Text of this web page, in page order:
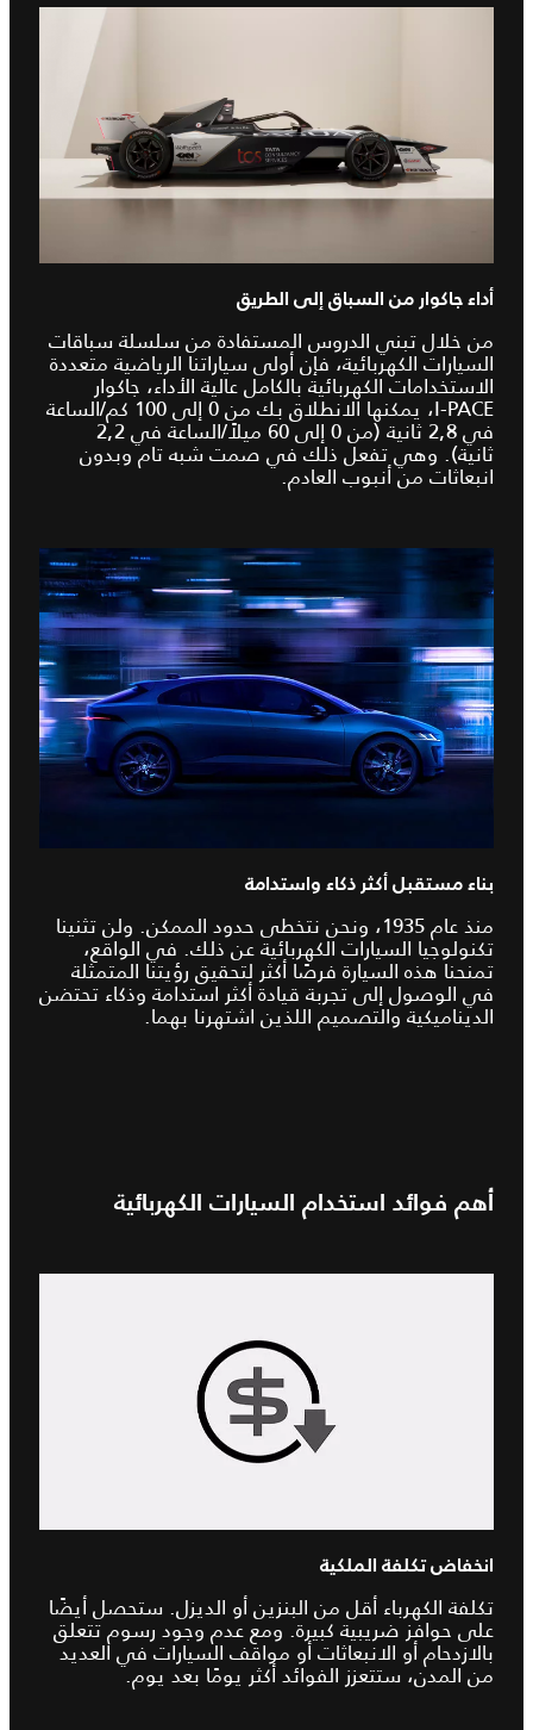
أداء جاكوار من السباق إلى الطريق
من خلال تبني الدروس المستفادة من سلسلة سباقات
السيارات الكهربائية، فإن أولى سياراتنا الرياضية متعددة
الاستخدامات الكهربائية بالكامل عالية الأداء، جاكوار
I‑PACE، يمكنها الانطلاق بك من 0 إلى 100 كم/الساعة
في 2,8 ثانية (من 0 إلى 60 ميلاً/الساعة في 2,2
ثانية). وهي تفعل ذلك في صمت شبه تام وبدون
انبعاثات من أنبوب العادم.
بناء مستقبل أكثر ذكاء واستدامة
منذ عام 1935، ونحن نتخطى حدود الممكن. ولن تثنينا
تكنولوجيا السيارات الكهربائية عن ذلك. في الواقع،
تمنحنا هذه السيارة فرصًا أكثر لتحقيق رؤيتنا المتمثلة
في الوصول إلى تجربة قيادة أكثر استدامة وذكاء تحتضن
الديناميكية والتصميم اللذين اشتهرنا بهما.
أهم فوائد استخدام السيارات الكهربائية
انخفاض تكلفة الملكية
تكلفة الكهرباء أقل من البنزين أو الديزل. ستحصل أيضًا
على حوافز ضريبية كبيرة. ومع عدم وجود رسوم تتعلق
بالازدحام أو الانبعاثات أو مواقف السيارات في العديد
من المدن، ستتعزز الفوائد أكثر يومًا بعد يوم.